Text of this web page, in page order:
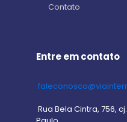
Contato
Entre em contato
Rua Bela Cintra, 756,